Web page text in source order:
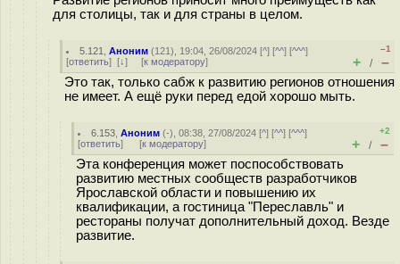
для столицы, так и для страны в целом.
5.121 ,Аноним (121), 19:04, 26/08/2024 [^] [^^] [^^^]
[ответить] [↓] [к модератору]
–1
+ / –
Это так, только сабж к развитию регионов отношения
не имеет. А ещё руки перед едой хорошо мыть.
6.153 ,Аноним (-), 08:38, 27/08/2024 [^] [^^] [^^^]
[ответить] [к модератору]
+2
+ / –
Эта конференция может поспособствовать
развитию местных сообществ разработчиков
Ярославской области и повышению их
квалификации, а гостиница "Переславль" и
рестораны получат дополнительный доход. Везде
развитие.